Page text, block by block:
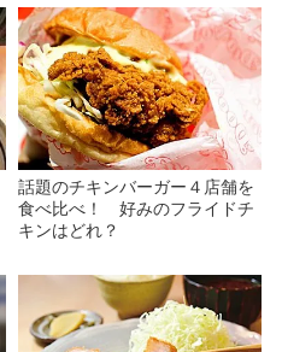
話題のチキンバーガー４店舗を
食べ比べ！ 好みのフライドチ
キンはどれ？